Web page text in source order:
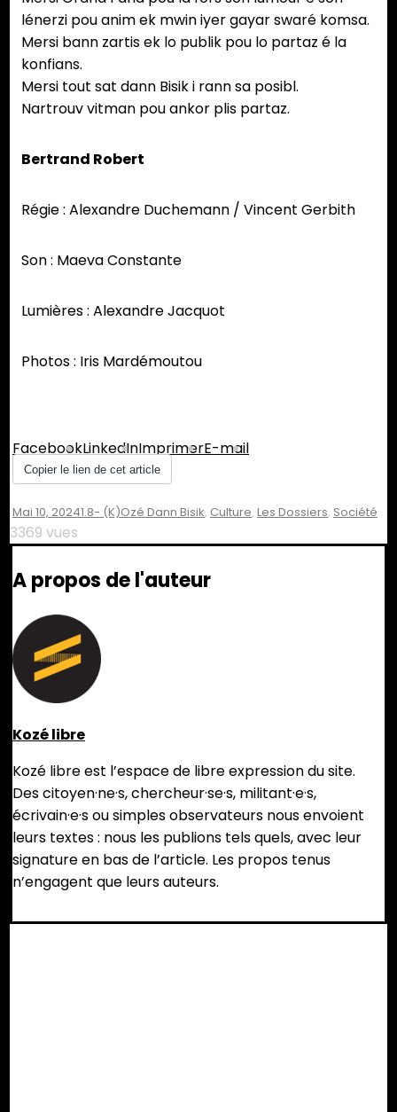
lénerzi pou anim ek mwin iyer gayar swaré komsa.
Mersi bann zartis ek lo publik pou lo partaz é la
konfians.
Mersi tout sat dann Bisik i rann sa posibl.
Nartrouv vitman pou ankor plis partaz.
Bertrand Robert
Régie : Alexandre Duchemann / Vincent Gerbith
Son : Maeva Constante
Lumières : Alexandre Jacquot
Photos : Iris Mardémoutou
FacebookLinkedInImprimerE-mail
Copier le lien de cet article
Mai 10, 20241.8- (K)ozé Dann Bisik, Culture, Les Dossiers, Société
3369 vues
A propos de l'auteur
Kozé libre
Kozé libre est l’espace de libre expression du site.
Des citoyen·ne·s, chercheur·se·s, militant·e·s,
écrivain·e·s ou simples observateurs nous envoient
leurs textes : nous les publions tels quels, avec leur
signature en bas de l’article. Les propos tenus
n’engagent que leurs auteurs.